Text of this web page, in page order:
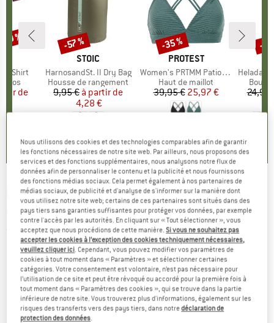
T-Shirt
réduit
de
%
MARQUE
STOIC
Article
HarnosandSt. II Dry Bag
Product group
Housse de rangement
Prix
9,95 € Prix réduit
à partir de
4,28 €
Remise
-57 %
MARQUE
PROTEST
Article
Women's PRTMM Patio Triangle
Product group
Haut de maillot
Prix
39,95 € Prix réduit
25,97 €
Remise
-35 %
Article
HeladagenSt.
24,95
-
ECOALF -Women's Cabrilalf Pants - Pantalon
de loisirs
(0)
Nous utilisons des cookies et des technologies comparables afin de garantir
les fonctions nécessaires de notre site web. Par ailleurs, nous proposons des
services et des fonctions supplémentaires, nous analysons notre flux de
données afin de personnaliser le contenu et la publicité et nous fournissons
des fonctions médias sociaux. Cela permet également à nos partenaires de
médias sociaux, de publicité et d'analyse de s'informer sur la manière dont
vous utilisez notre site web; certains de ces partenaires sont situés dans des
pays tiers sans garanties suffisantes pour protéger vos données, par exemple
contre l'accès par les autorités. En cliquant sur « Tout sélectionner », vous
acceptez que nous procédions de cette manière.Si vous ne souhaitez pas
accepter les cookies à l’exception des cookies techniquement nécessaires,
veuillez cliquer ici. Cependant, vous pouvez modifier vos paramètres de
cookies à tout moment dans « Paramètres » et sélectionner certaines
catégories. Votre consentement est volontaire, n’est pas nécessaire pour
l’utilisation de ce site et peut être révoqué ou accordé pour la première fois à
tout moment dans « Paramètres des cookies », qui se trouve dans la partie
inférieure de notre site. Vous trouverez plus d'informations, également sur les
risques des transferts vers des pays tiers, dans notredéclaration de
protection des données.